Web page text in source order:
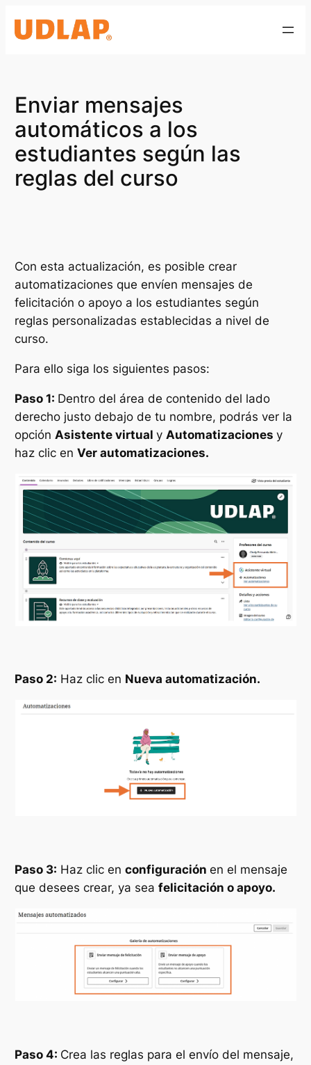
Enviar mensajes
automáticos a los
estudiantes según las
reglas del curso
Con esta actualización, es posible crear
automatizaciones que envíen mensajes de
felicitación o apoyo a los estudiantes según
reglas personalizadas establecidas a nivel de
curso.
Para ello siga los siguientes pasos:
Paso 1: Dentro del área de contenido del lado
derecho justo debajo de tu nombre, podrás ver la
opciónAsistente virtualyAutomatizacionesy
haz clic enVer automatizaciones.
Paso 2: Haz clic en Nueva automatización.
Paso 3: Haz clic enconfiguraciónen el mensaje
que desees crear, ya seafelicitación o apoyo.
Paso 4: Crea las reglas para el envío del mensaje,